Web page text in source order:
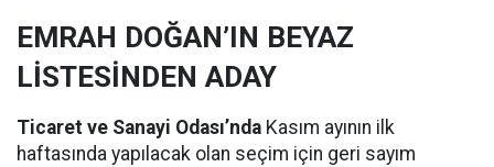
EMRAH DOĞAN’IN BEYAZ
LİSTESİNDEN ADAY
Ticaret ve Sanayi Odası’nda Kasım ayının ilk
haftasında yapılacak olan seçim için geri sayım